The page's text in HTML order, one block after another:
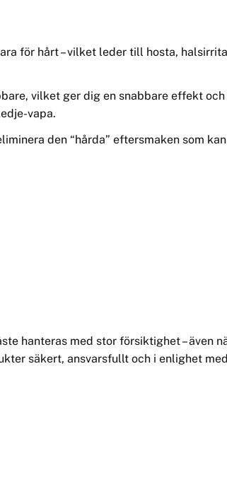
för hårt – vilket leder till hosta,
vilket ger dig en snabbare effekt och
vapa.
den “hårda” eftersmaken som
hanteras med stor försiktighet – även
säkert, ansvarsfullt och i enlighet